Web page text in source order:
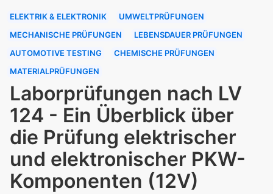
ELEKTRIK & ELEKTRONIK
UMWELTPRÜFUNGEN
MECHANISCHE PRÜFUNGEN
LEBENSDAUER PRÜFUNGEN
AUTOMOTIVE TESTING
CHEMISCHE PRÜFUNGEN
MATERIALPRÜFUNGEN
Laborprüfungen nach LV
124 - Ein Überblick über
die Prüfung elektrischer
und elektronischer PKW-
Komponenten (12V)